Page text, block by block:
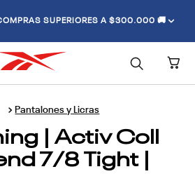
SUPERIORES A $300.000 🚚
Pantalones y Licras
| Activ Coll
7/8 Tight |